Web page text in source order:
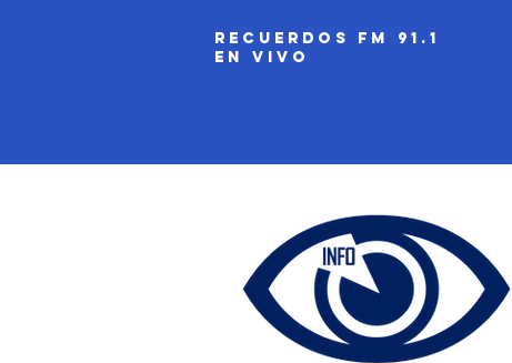
recuerdos fm 91.1
EN VIVO